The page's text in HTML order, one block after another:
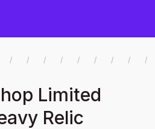
Limited
Relic